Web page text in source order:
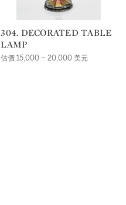
304. DECORATED TABLE
LAMP
估價 15,000 – 20,000 美元